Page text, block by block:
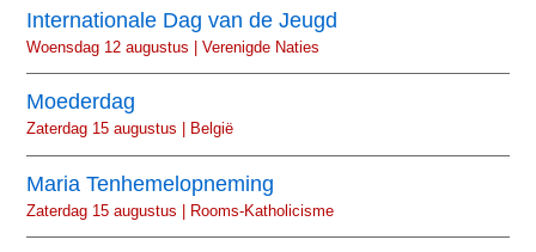
Internationale Dag van de Jeugd
Woensdag 12 augustus | Verenigde Naties
Moederdag
Zaterdag 15 augustus | België
Maria Tenhemelopneming
Zaterdag 15 augustus | Rooms-Katholicisme